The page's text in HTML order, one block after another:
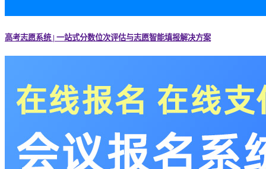
高考志愿系统 | 一站式分数位次评估与志愿智能填报解决方案